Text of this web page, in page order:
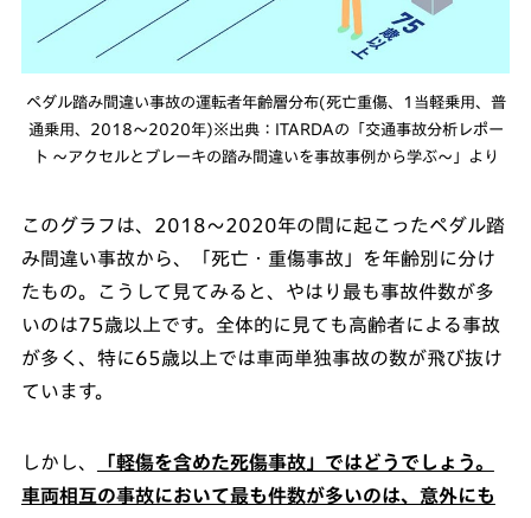
ペダル踏み間違い事故の運転者年齢層分布(死亡重傷、1当軽乗用、普
通乗用、2018〜2020年)※出典：ITARDAの「交通事故分析レポー
ト ～アクセルとブレーキの踏み間違いを事故事例から学ぶ～」より
このグラフは、2018～2020年の間に起こったペダル踏
み間違い事故から、「死亡・重傷事故」を年齢別に分け
たもの。こうして見てみると、やはり最も事故件数が多
いのは75歳以上です。全体的に見ても高齢者による事故
が多く、特に65歳以上では車両単独事故の数が飛び抜け
ています。
しかし、
「軽傷を含めた死傷事故」ではどうでしょう。
車両相互の事故において最も件数が多いのは、意外にも